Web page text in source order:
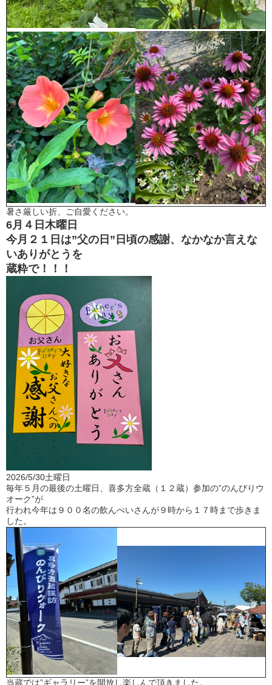
暑さ厳しい折、ご自愛ください。
6月４日木曜日
今月２１日は”父の日”日頃の感謝、なかなか言えな
いありがとうを
蔵粋で！！！
2026/5/30土曜日
毎年５月の最後の土曜日、喜多方全蔵（１２蔵）参加の”のんびりウ
オーク”が
行われ今年は９００名の飲んべいさんが９時から１７時まで歩きま
した。
当蔵では”ギャラリー”を開放し楽しんで頂きました。